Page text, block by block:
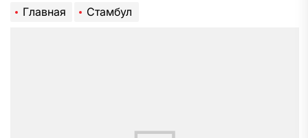
Главная Стамбул